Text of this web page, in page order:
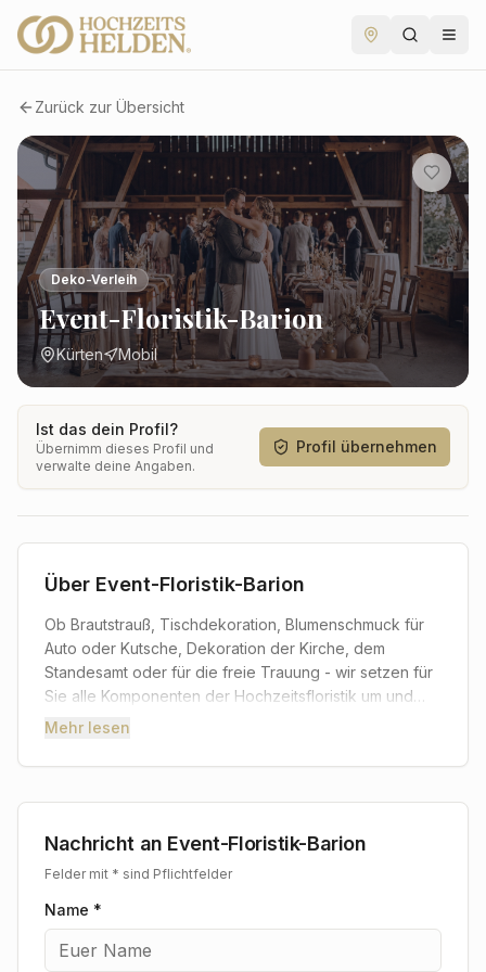
Zurück zur Übersicht
Deko-Verleih
Event-Floristik-Barion
Kürten Mobil
Ist das dein Profil?
Übernimm dieses Profil und
verwalte deine Angaben.
Profil übernehmen
Über Event-Floristik-Barion
Ob Brautstrauß, Tischdekoration, Blumenschmuck für
Auto oder Kutsche, Dekoration der Kirche, dem
Standesamt oder für die freie Trauung - wir setzen für
Sie alle Komponenten der Hochzeitsfloristik um und
beraten Sie dabei kreativ, kompetent und gehen
Hochzeit ohne Blumen? Damit dieser Tag der schönste
Ihrer Hochzeitsfloristik. Mit unserer geballten Erfahrung
Brautstrauß mit Ihren persönlichen Lieblingsblumen und
-farben. Darauf abgestimmt (oder individuell) fertigen
wir gerne weiteren Blumenschmuck an: Haarschmuck,
Mehr lesen
Nachricht an Event-Floristik-Barion
Felder mit * sind Pflichtfelder
Name *